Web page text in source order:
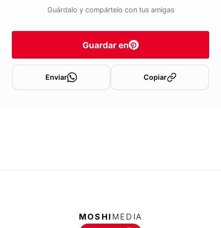
Guárdalo y compártelo con tus amigas
Guardar en
Enviar Copiar
MOSHI MEDIA